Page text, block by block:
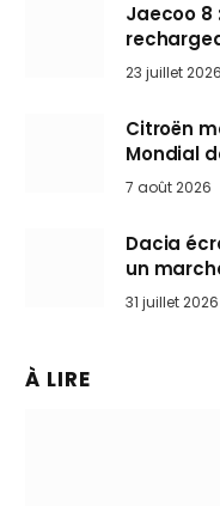
Jaecoo 8
arrive en
23 juillet 2026
Citroën
Mondial
Mini
7 août 2026
Dacia
un
31 juillet 2026
À LIRE